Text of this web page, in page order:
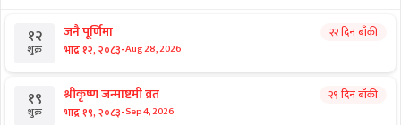
१२
शुक्र
जनै पूर्णिमा
भाद्र १२, २०८३-Aug 28, 2026
२२ दिन बाँकी
१९
शुक्र
श्रीकृष्ण जन्माष्टमी व्रत
भाद्र १९, २०८३-Sep 4, 2026
२९ दिन बाँकी